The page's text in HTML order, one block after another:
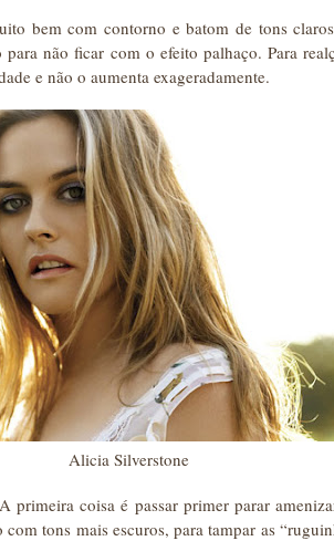
bem com contorno e batom de tons
não ficar com o efeito palhaço. Para
e não o aumenta exageradamente.
Alicia Silverstone
primeira coisa é passar primer parar
tons mais escuros, para tampar as